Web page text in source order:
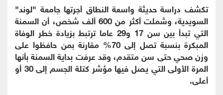
تكشف دراسة حديثة واسعة النطاق أجرتها جامعة "لوند"
السويدية، وشملت أكثر من 600 ألف شخص، أن السمنة
التي تبدأ بين سن 17 و29 عاما ترتبط بزيادة خطر الوفاة
المبكرة بنسبة تصل إلى 70% مقارنة بمن حافظوا على
وزن صحي حتى سن متقدم، وقد عرفت بداية السمنة بأنها
المرة الأولى التي يصل فيها مؤشر كتلة الجسم إلى 30 أو
أعلى.